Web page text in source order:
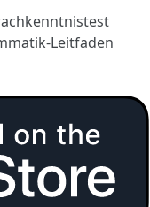
Leitfaden